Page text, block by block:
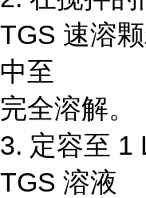
TGS 速溶
中至
完全溶解。
3. 定容至 1
TGS 溶液